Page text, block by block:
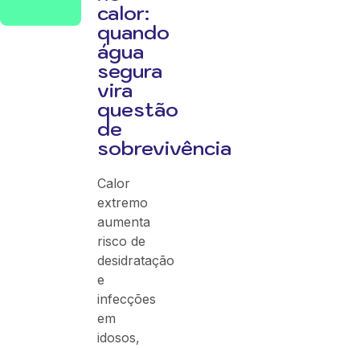
calor:
quando
água
segura
vira
questão
de
sobrevivência
Calor
extremo
aumenta
risco de
desidratação
e
infecções
em
idosos,